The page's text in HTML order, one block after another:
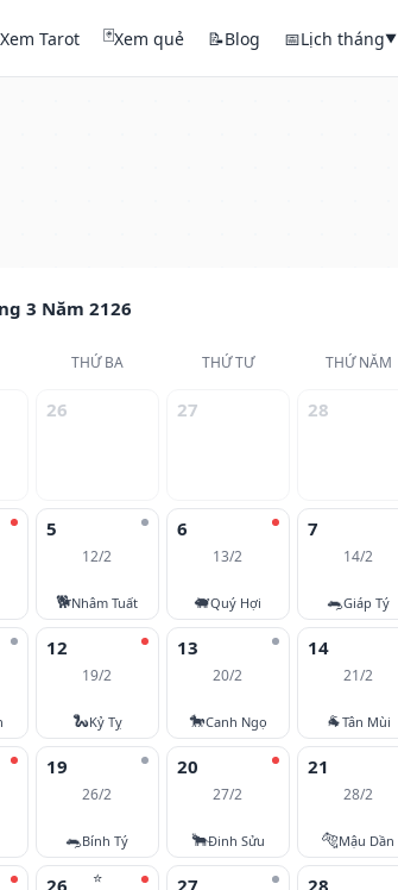
Xem Tarot 🃏Xem quẻ 📝Blog 📅Lịch tháng▼
3 Năm 2126
THỨ BA THỨ TƯ THỨ NĂM
26 27 28
5
12/2
🐕Nhâm Tuất
6
13/2
🐖Quý Hợi
7
14/2
🐀Giáp Tý
12
19/2
🐍Kỷ Tỵ
13
20/2
🐎Canh Ngọ
14
21/2
🐐Tân Mùi
19
26/2
🐀Bính Tý
20
27/2
🐂Đinh Sửu
21
28/2
🐅Mậu Dần
⭐
26 27 28